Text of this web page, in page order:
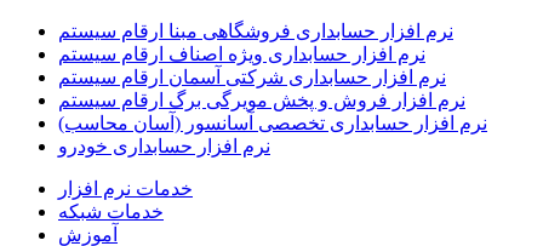
نرم افزار حسابداری فروشگاهی مبنا ارقام سیستم
نرم افزار حسابداری ویژه اصناف ارقام سیستم
نرم افزار حسابداری شرکتی آسمان ارقام سیستم
نرم افزار فروش و پخش مویرگی برگ ارقام سیستم
نرم افزار حسابداری تخصصی آسانسور (آسان محاسب)
نرم افزار حسابداری خودرو
خدمات نرم افزار
خدمات شبکه
آموزش